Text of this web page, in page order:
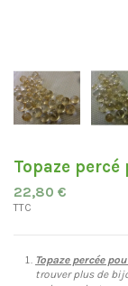
Topaze
22,80 €
TTC
Topaze percée
trouver plus de